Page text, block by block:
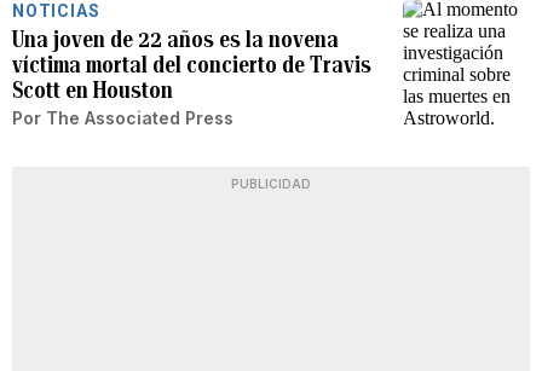
NOTICIAS
Una joven de 22 años es la novena
víctima mortal del concierto de Travis
Scott en Houston
Por The Associated Press
PUBLICIDAD